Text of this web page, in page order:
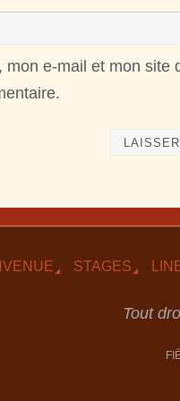
mon e-mail et mon site
STAGES
Tout